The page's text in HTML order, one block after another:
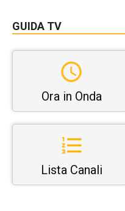
GUIDA TV
Ora in Onda
Lista Canali